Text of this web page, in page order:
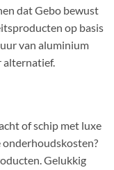
dat Gebo bewust
op basis
van aluminium
alternatief.
of schip met luxe
Gelukkig